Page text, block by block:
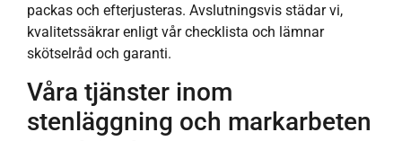
packas och efterjusteras. Avslutningsvis städar vi,
kvalitetssäkrar enligt vår checklista och lämnar
skötselråd och garanti.
Våra tjänster inom
stenläggning och markarbeten